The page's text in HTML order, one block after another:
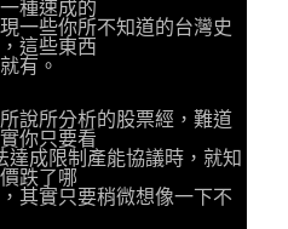
種速成的
一些你所不知道的台灣史
這些東西
有。
說所分析的股票經，難道
你只要看
達成限制產能協議時，就知
跌了哪
其實只要稍微想像一下不